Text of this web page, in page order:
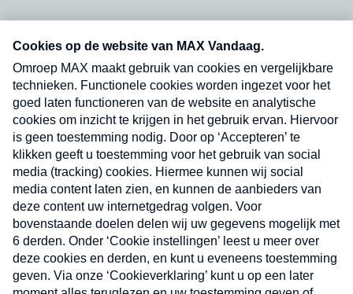
Neem hier een gratis abonnement op onze
nieuwsbrief. Elke vrijdag- en dinsdagochtend in
uw mailbox.
Verzend
Nieuwsbrief
Neem hier een gratis abonnement op onze